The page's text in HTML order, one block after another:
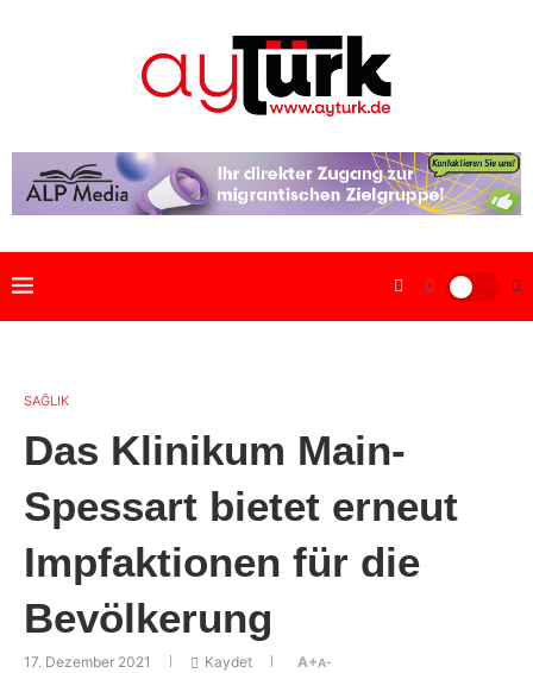
SAĞLIK
Das Klinikum Main-
Spessart bietet erneut
Impfaktionen für die
Bevölkerung
17. Dezember 2021 Kaydet A+A-